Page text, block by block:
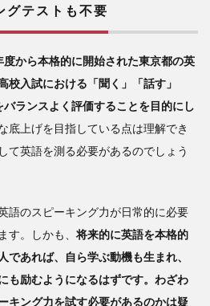
テストも不要
から本格的に開始された東京都の英
校入試における「聞く」「話す」
バランスよく評価することを目的にし
底上げを目指している点は理解でき
て英語を測る必要があるのでしょう
語のスピーキング力が日常的に必要
す。しかも、 将来的に英語を本格的
であれば、自ら学ぶ動機も生まれ、
も励むようになるはずです。わざわ
キング力を試す必要があるのかは疑